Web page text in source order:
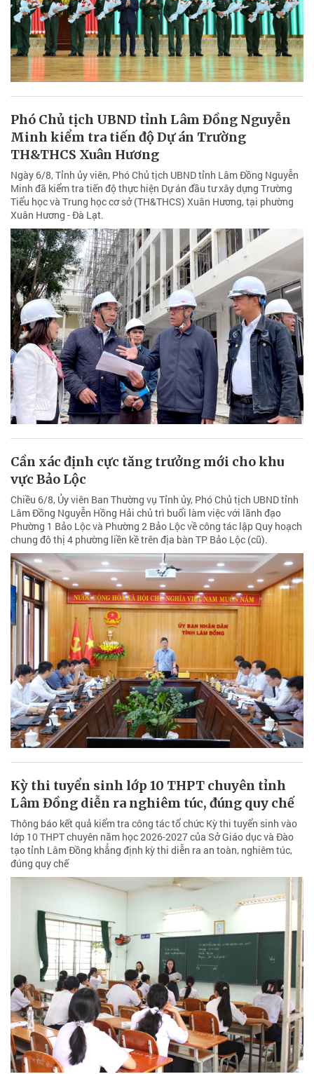
Phó Chủ tịch UBND tỉnh Lâm Đồng Nguyễn
Minh kiểm tra tiến độ Dự án Trường
TH&THCS Xuân Hương
Ngày 6/8, Tỉnh ủy viên, Phó Chủ tịch UBND tỉnh Lâm Đồng Nguyễn
Minh đã kiểm tra tiến độ thực hiện Dự án đầu tư xây dựng Trường
Tiểu học và Trung học cơ sở (TH&THCS) Xuân Hương, tại phường
Xuân Hương - Đà Lạt.
Cần xác định cực tăng trưởng mới cho khu
vực Bảo Lộc
Chiều 6/8, Ủy viên Ban Thường vụ Tỉnh ủy, Phó Chủ tịch UBND tỉnh
Lâm Đồng Nguyễn Hồng Hải chủ trì buổi làm việc với lãnh đạo
Phường 1 Bảo Lộc và Phường 2 Bảo Lộc về công tác lập Quy hoạch
chung đô thị 4 phường liền kề trên địa bàn TP Bảo Lộc (cũ).
Kỳ thi tuyển sinh lớp 10 THPT chuyên tỉnh
Lâm Đồng diễn ra nghiêm túc, đúng quy chế
Thông báo kết quả kiểm tra công tác tổ chức Kỳ thi tuyển sinh vào
lớp 10 THPT chuyên năm học 2026-2027 của Sở Giáo dục và Đào
tạo tỉnh Lâm Đồng khẳng định kỳ thi diễn ra an toàn, nghiêm túc,
đúng quy chế